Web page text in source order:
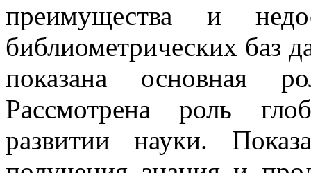
преимущества и
библиометрических баз
показана основная
Рассмотрена роль
развитии науки.